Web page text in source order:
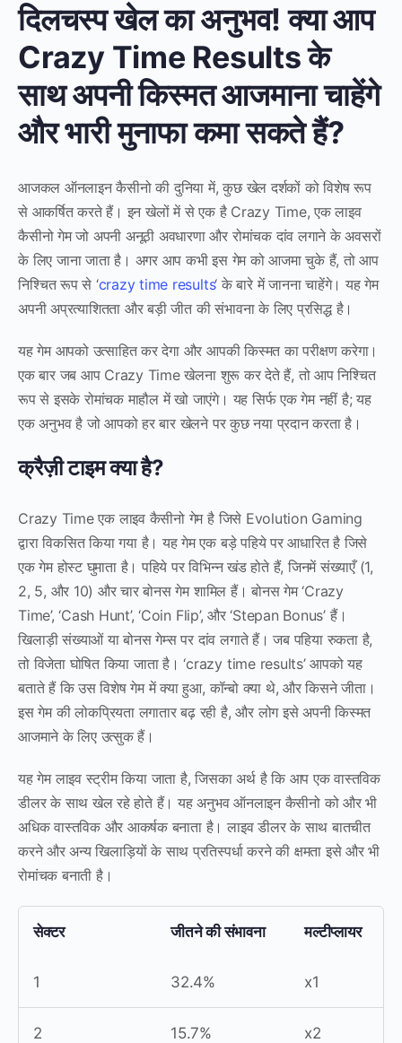
दिलचस्प खेल का अनुभव! क्या आप
Crazy Time Results के
साथ अपनी किस्मत आजमाना चाहेंगे
और भारी मुनाफा कमा सकते हैं?
आजकल ऑनलाइन कैसीनो की दुनिया में, कुछ खेल दर्शकों को विशेष रूप
से आकर्षित करते हैं। इन खेलों में से एक है Crazy Time, एक लाइव
कैसीनो गेम जो अपनी अनूठी अवधारणा और रोमांचक दांव लगाने के अवसरों
के लिए जाना जाता है। अगर आप कभी इस गेम को आजमा चुके हैं, तो आप
निश्चित रूप से ‘crazy time results‘ के बारे में जानना चाहेंगे। यह गेम
अपनी अप्रत्याशितता और बड़ी जीत की संभावना के लिए प्रसिद्ध है।
यह गेम आपको उत्साहित कर देगा और आपकी किस्मत का परीक्षण करेगा।
एक बार जब आप Crazy Time खेलना शुरू कर देते हैं, तो आप निश्चित
रूप से इसके रोमांचक माहौल में खो जाएंगे। यह सिर्फ एक गेम नहीं है; यह
एक अनुभव है जो आपको हर बार खेलने पर कुछ नया प्रदान करता है।
क्रैज़ी टाइम क्या है?
Crazy Time एक लाइव कैसीनो गेम है जिसे Evolution Gaming
द्वारा विकसित किया गया है। यह गेम एक बड़े पहिये पर आधारित है जिसे
एक गेम होस्ट घुमाता है। पहिये पर विभिन्न खंड होते हैं, जिनमें संख्याएँ (1,
2, 5, और 10) और चार बोनस गेम शामिल हैं। बोनस गेम ‘Crazy
Time’, ‘Cash Hunt’, ‘Coin Flip’, और ‘Stepan Bonus’ हैं।
खिलाड़ी संख्याओं या बोनस गेम्स पर दांव लगाते हैं। जब पहिया रुकता है,
तो विजेता घोषित किया जाता है। ‘crazy time results’ आपको यह
बताते हैं कि उस विशेष गेम में क्या हुआ, कॉन्बो क्या थे, और किसने जीता।
इस गेम की लोकप्रियता लगातार बढ़ रही है, और लोग इसे अपनी किस्मत
आजमाने के लिए उत्सुक हैं।
यह गेम लाइव स्ट्रीम किया जाता है, जिसका अर्थ है कि आप एक वास्तविक
डीलर के साथ खेल रहे होते हैं। यह अनुभव ऑनलाइन कैसीनो को और भी
अधिक वास्तविक और आकर्षक बनाता है। लाइव डीलर के साथ बातचीत
करने और अन्य खिलाड़ियों के साथ प्रतिस्पर्धा करने की क्षमता इसे और भी
रोमांचक बनाती है।
सेक्टर जीतने की संभावना मल्टीप्लायर
1 32.4% x1
2 15.7% x2